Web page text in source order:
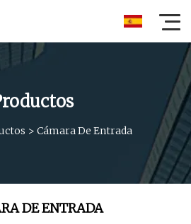
> Cámara De Entrada
DE ENTRADA